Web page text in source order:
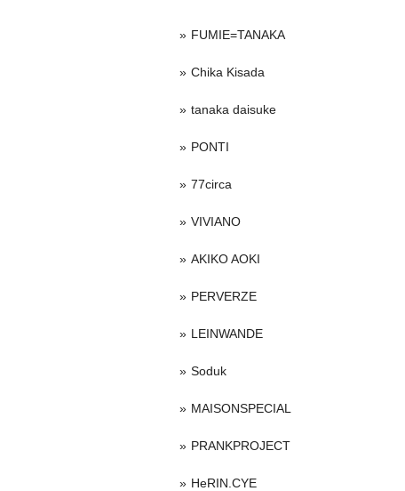
FUMIE=TANAKA
Chika Kisada
tanaka daisuke
PONTI
77circa
VIVIANO
AKIKO AOKI
PERVERZE
LEINWANDE
Soduk
MAISONSPECIAL
PRANKPROJECT
HeRIN.CYE